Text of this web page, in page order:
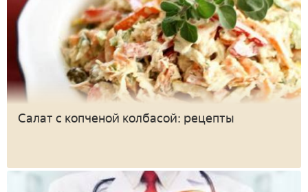
Салат с копченой колбасой: рецепты